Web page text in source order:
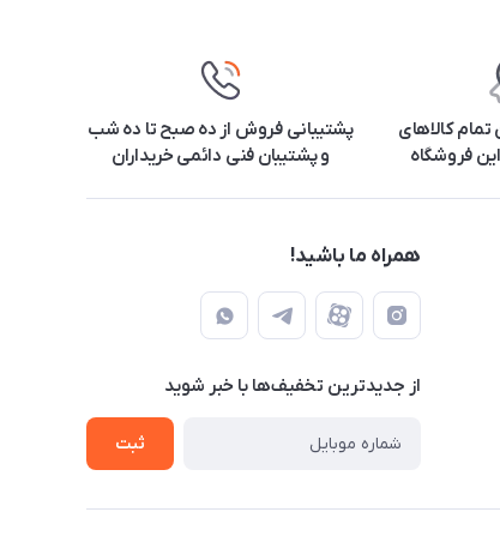
کالاهای
فروشگاه
پشتیبانی فروش از ده صبح تا ده شب
و پشتیبان فنی دائمی خریداران
همراه ما باشید!
از جدید‌ترین تخفیف‌ها با‌ خبر شوید
ثبت